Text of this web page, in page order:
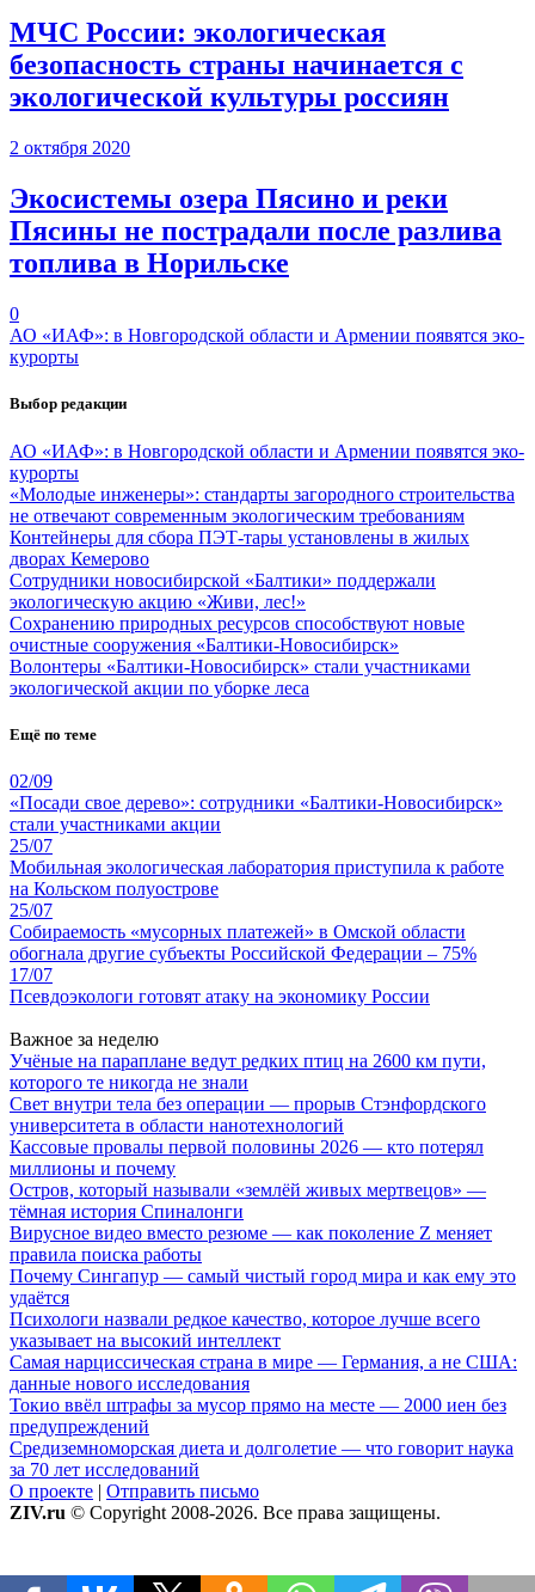
МЧС России: экологическая
безопасность страны начинается с
экологической культуры россиян
2 октября 2020
Экосистемы озера Пясино и реки
Пясины не пострадали после разлива
топлива в Норильске
0
АО «ИАФ»: в Новгородской области и Армении появятся эко-
курорты
Выбор редакции
АО «ИАФ»: в Новгородской области и Армении появятся эко-
курорты
«Молодые инженеры»: стандарты загородного строительства
не отвечают современным экологическим требованиям
Контейнеры для сбора ПЭТ-тары установлены в жилых
дворах Кемерово
Сотрудники новосибирской «Балтики» поддержали
экологическую акцию «Живи, лес!»
Сохранению природных ресурсов способствуют новые
очистные сооружения «Балтики-Новосибирск»
Волонтеры «Балтики-Новосибирск» стали участниками
экологической акции по уборке леса
Ещё по теме
02/09
«Посади свое дерево»: сотрудники «Балтики-Новосибирск»
стали участниками акции
25/07
Мобильная экологическая лаборатория приступила к работе
на Кольском полуострове
25/07
Собираемость «мусорных платежей» в Омской области
обогнала другие субъекты Российской Федерации – 75%
17/07
Псевдоэкологи готовят атаку на экономику России
Важное за неделю
Учёные на параплане ведут редких птиц на 2600 км пути,
которого те никогда не знали
Свет внутри тела без операции — прорыв Стэнфордского
университета в области нанотехнологий
Кассовые провалы первой половины 2026 — кто потерял
миллионы и почему
Остров, который называли «землёй живых мертвецов» —
тёмная история Спиналонги
Вирусное видео вместо резюме — как поколение Z меняет
правила поиска работы
Почему Сингапур — самый чистый город мира и как ему это
удаётся
Психологи назвали редкое качество, которое лучше всего
указывает на высокий интеллект
Самая нарциссическая страна в мире — Германия, а не США:
данные нового исследования
Токио ввёл штрафы за мусор прямо на месте — 2000 иен без
предупреждений
Средиземноморская диета и долголетие — что говорит наука
за 70 лет исследований
О проекте | Отправить письмо
ZIV.ru © Copyright 2008-2026. Все права защищены.